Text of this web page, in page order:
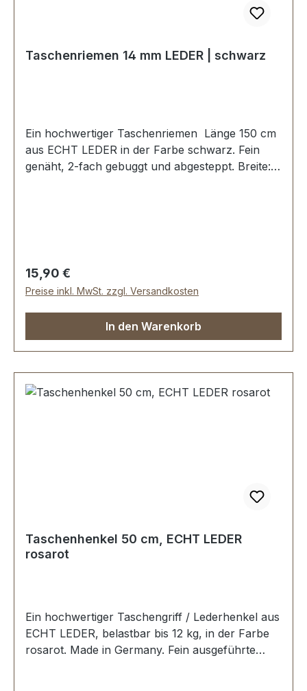
Taschenriemen 14 mm LEDER | schwarz
Ein hochwertiger Taschenriemen Länge 150 cm
aus ECHT LEDER in der Farbe schwarz. Fein
genäht, 2-fach gebuggt und abgesteppt. Breite:
Regulärer Preis:
15,90 €
Preise inkl. MwSt. zzgl. Versandkosten
In den Warenkorb
Taschenhenkel 50 cm, ECHT LEDER
rosarot
Ein hochwertiger Taschengriff / Lederhenkel aus
ECHT LEDER, belastbar bis 12 kg, in der Farbe
rosarot. Made in Germany. Fein ausgeführte